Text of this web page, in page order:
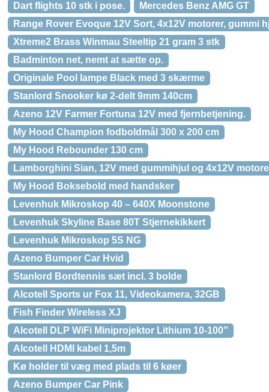
Dart flights 10 stk i pose.
Mercedes Benz AMG GT
Range Rover Evoque 12V Sort, 4x12V motorer, gummi
Xtreme2 Brass Winmau Steeltip 21 gram 3 stk
Badminton net, nemt at sætte op.
Originale Pool lampe Black med 3 skærme
Stanlord Snooker kø 2-delt 9mm 140cm
Azeno 12V Farmer Fortuna 12V med fjernbetjening.
My Hood Champion fodboldmål 300 x 200 cm
My Hood Rebounder 130 cm
Lamborghini Sian, 12V med gummihjul og 4x12V
My Hood Boksebold med handsker
Levenhuk Mikroskop 40 – 640X Moonstone
Levenhuk Skyline Base 80T Stjernekikkert
Levenhuk Mikroskop 5S NG
Azeno Bumper Car Hvid
Stanlord Bordtennis sæt incl. 3 bolde
Alcotell Sports ur Fox 11, Videokamera, 32GB
Fish Finder Wireless XJ
Alcotell DLP WiFi Miniprojektor Lithium 10-100″
Alcotell HDMI kabel 1,5m
Kø holder til væg med plads til 6 køer
Azeno Bumper Car Pink